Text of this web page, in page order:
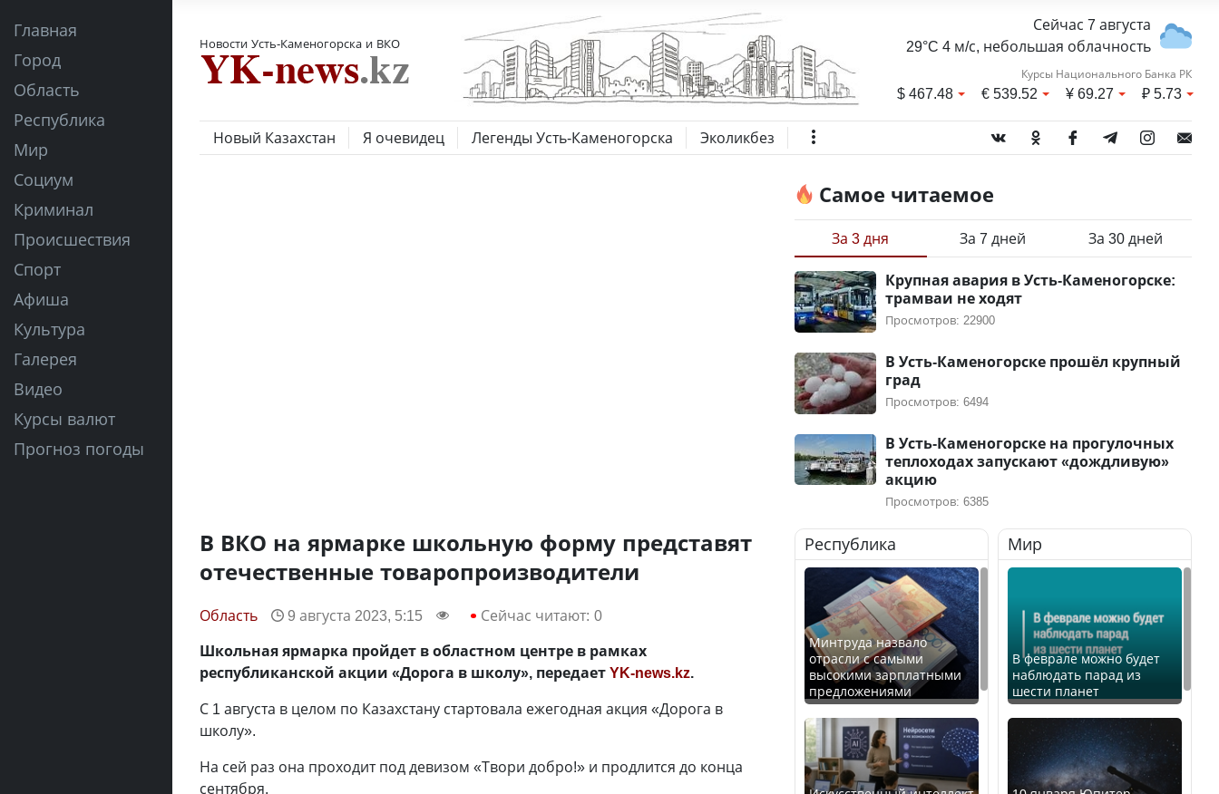
Главная
Город
Область
Республика
Мир
Социум
Криминал
Происшествия
Спорт
Афиша
Культура
Галерея
Видео
Курсы валют
Прогноз погоды
Новости Усть-Каменогорска и ВКО
Сейчас 7 августа
29°C 4 м/с, небольшая облачность
Курсы Национального Банка РК
$467.48 €539.52 ¥69.27 ₽5.73
Новый Казахстан Я очевидец Легенды Усть-Каменогорска Эколикбез
В ВКО на ярмарке школьную форму представят
отечественные товаропроизводители
Область 9 августа 2023, 5:15 Сейчас читают: 0
Школьная ярмарка пройдет в областном центре в рамках
республиканской акции «Дорога в школу», передаетYK-news.kz.
С 1 августа в целом по Казахстану стартовала ежегодная акция «Дорога в
школу».
На сей раз она проходит под девизом «Твори добро!» и продлится до конца
сентября.
Самое читаемое
За 3 дня За 7 дней За 30 дней
Крупная авария в Усть-Каменогорске:
трамваи не ходят
Просмотров: 22900
В Усть-Каменогорске прошёл крупный
град
Просмотров: 6494
В Усть-Каменогорске на прогулочных
теплоходах запускают «дождливую»
акцию
Просмотров: 6385
Республика
Минтруда назвало
отрасли с самыми
высокими зарплатными
предложениями
Мир
В феврале можно будет
наблюдать парад из
шести планет